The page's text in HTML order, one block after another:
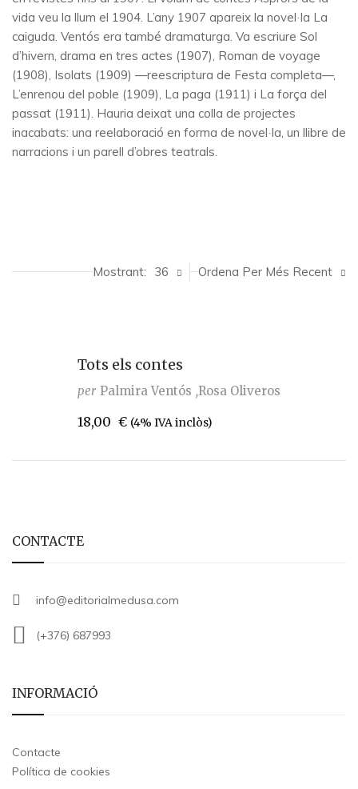
vida veu la llum el 1904. L’any 1907 apareix la novel·la La
caiguda. Ventós era també dramaturga. Va escriure Sol
d’hivern, drama en tres actes (1907), Roman de voyage
(1908), Isolats (1909) —reescriptura de Festa completa—,
L’enrenou del poble (1909), La paga (1911) i La força del
passat (1911). Hauria deixat una colla de projectes
inacabats: una reelaboració en forma de novel·la, un llibre de
narracions i un parell d’obres teatrals.
Ordena Per Més Recent
Mostrant: 36
Tots els contes
per Palmira Ventós Rosa Oliveros
18,00 € (4% IVA inclòs)
CONTACTE
info@editorialmedusa.com
(+376) 687993
INFORMACIÓ
Contacte
Política de cookies